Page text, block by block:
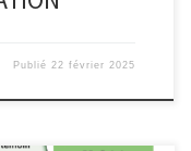
Publié 22 février 2025